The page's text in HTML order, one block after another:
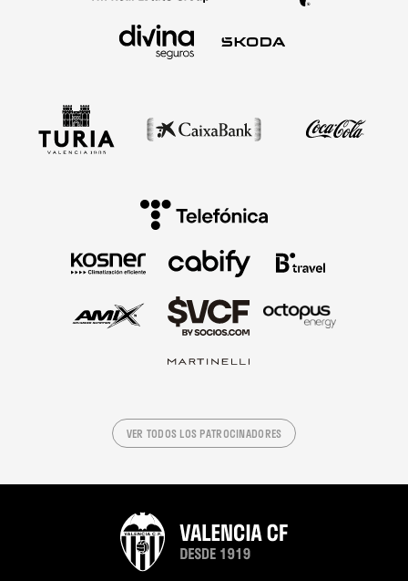
VER TODOS LOS PATROCINADORES